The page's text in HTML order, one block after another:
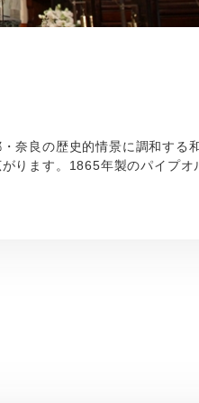
奈良の歴史的情景に調和する
ります。1865年製のパイプ